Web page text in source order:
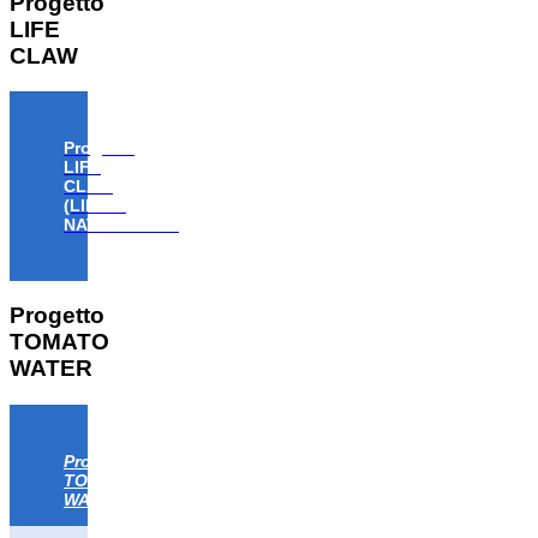
LIFE
CLAW
Progetto
LIFE
CLAW
(LIFE18
NAT/IT/000806)
Progetto
TOMATO
WATER
Progetto
TOMATO
WATER